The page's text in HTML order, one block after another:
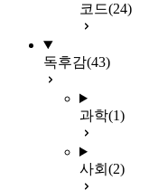
코드(24)
독후감(43)
과학(1)
사회 (2)